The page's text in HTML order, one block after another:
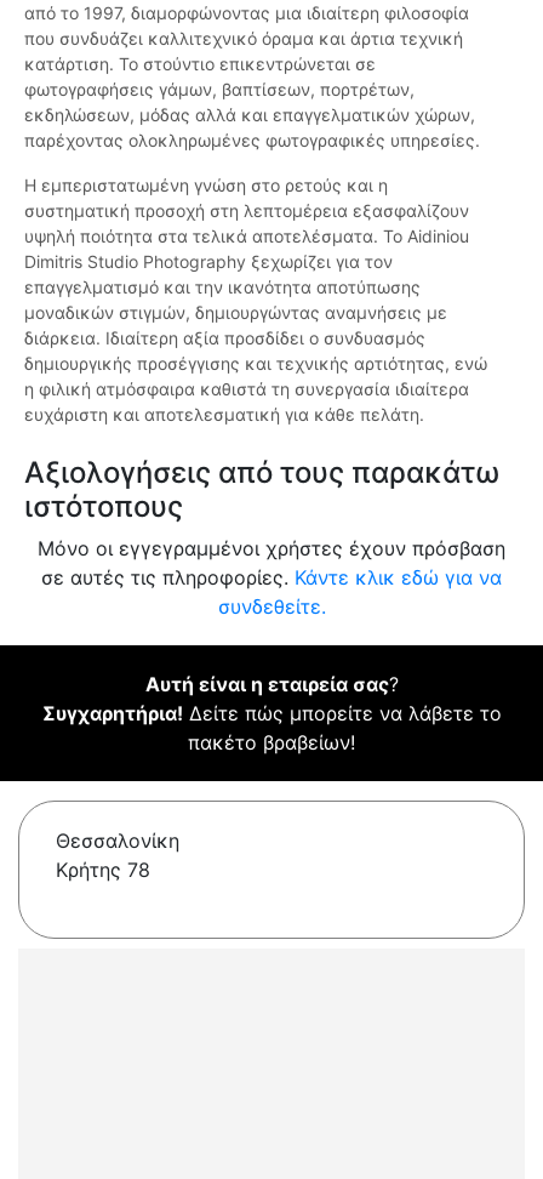
από το 1997, διαμορφώνοντας μια ιδιαίτερη φιλοσοφία
που συνδυάζει καλλιτεχνικό όραμα και άρτια τεχνική
κατάρτιση. Το στούντιο επικεντρώνεται σε
φωτογραφήσεις γάμων, βαπτίσεων, πορτρέτων,
εκδηλώσεων, μόδας αλλά και επαγγελματικών χώρων,
παρέχοντας ολοκληρωμένες φωτογραφικές υπηρεσίες.
Η εμπεριστατωμένη γνώση στο ρετούς και η
συστηματική προσοχή στη λεπτομέρεια εξασφαλίζουν
υψηλή ποιότητα στα τελικά αποτελέσματα. Το Aidiniou
Dimitris Studio Photography ξεχωρίζει για τον
επαγγελματισμό και την ικανότητα αποτύπωσης
μοναδικών στιγμών, δημιουργώντας αναμνήσεις με
διάρκεια. Ιδιαίτερη αξία προσδίδει ο συνδυασμός
δημιουργικής προσέγγισης και τεχνικής αρτιότητας, ενώ
η φιλική ατμόσφαιρα καθιστά τη συνεργασία ιδιαίτερα
ευχάριστη και αποτελεσματική για κάθε πελάτη.
Αξιολογήσεις από τους παρακάτω
ιστότοπους
Μόνο οι εγγεγραμμένοι χρήστες έχουν πρόσβαση
σε αυτές τις πληροφορίες. Κάντε κλικ εδώ για να
συνδεθείτε.
Αυτή είναι η εταιρεία σας?
Συγχαρητήρια! Δείτε πώς μπορείτε να λάβετε το
πακέτο βραβείων!
Θεσσαλονίκη
Κρήτης 78